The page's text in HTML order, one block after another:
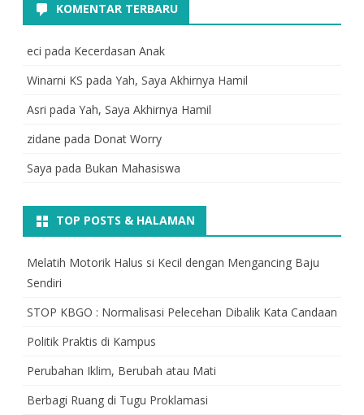
KOMENTAR TERBARU
eci pada Kecerdasan Anak
Winarni KS pada Yah, Saya Akhirnya Hamil
Asri pada Yah, Saya Akhirnya Hamil
zidane pada Donat Worry
Saya pada Bukan Mahasiswa
TOP POSTS & HALAMAN
Melatih Motorik Halus si Kecil dengan Mengancing Baju
Sendiri
STOP KBGO : Normalisasi Pelecehan Dibalik Kata Candaan
Politik Praktis di Kampus
Perubahan Iklim, Berubah atau Mati
Berbagi Ruang di Tugu Proklamasi